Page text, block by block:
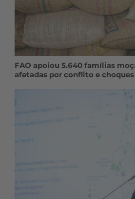
FAO apoiou 5.640 famílias
afetadas por conflito e